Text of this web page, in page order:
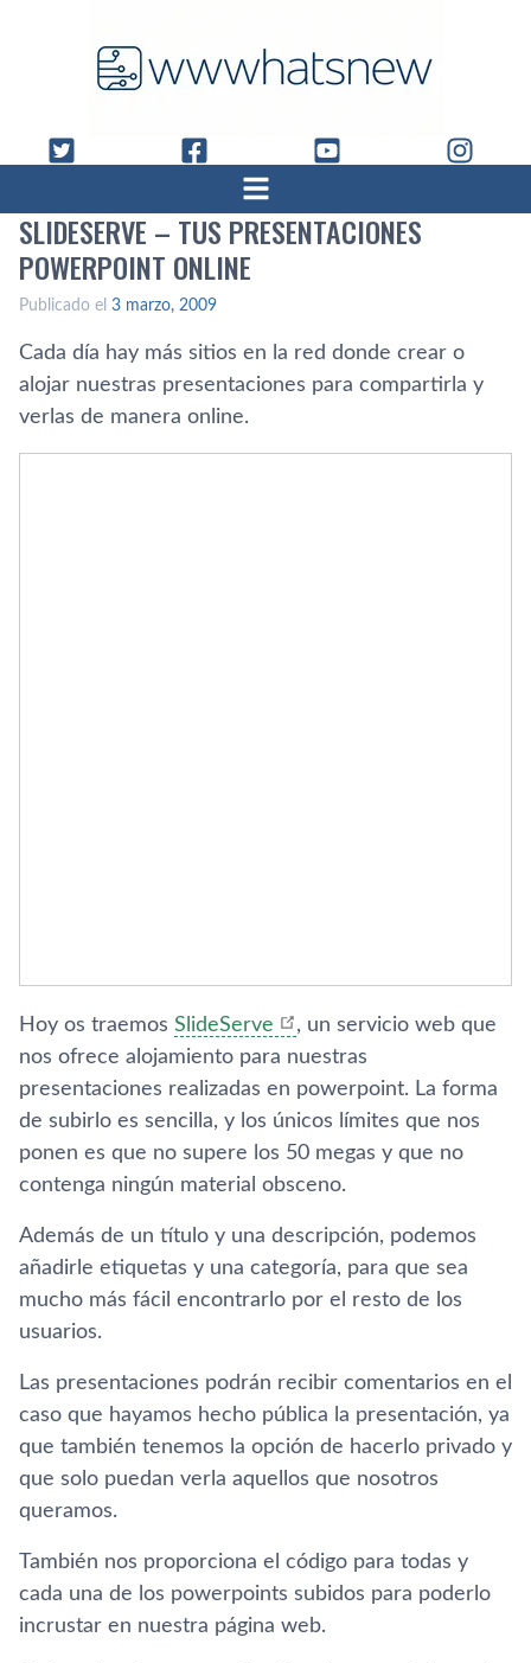
SLIDESERVE – TUS PRESENTACIONES
POWERPOINT ONLINE
Publicado el 3 marzo, 2009
Cada dí­a hay más sitios en la red donde crear o
alojar nuestras presentaciones para compartirla y
verlas de manera online.
Hoy os traemos SlideServe
, un servicio web que
nos ofrece alojamiento para nuestras
presentaciones realizadas en powerpoint. La forma
de subirlo es sencilla, y los únicos lí­mites que nos
ponen es que no supere los 50 megas y que no
contenga ningún material obsceno.
Además de un tí­tulo y una descripción, podemos
añadirle etiquetas y una categorí­a, para que sea
mucho más fácil encontrarlo por el resto de los
usuarios.
Las presentaciones podrán recibir comentarios en el
caso que hayamos hecho pública la presentación, ya
que también tenemos la opción de hacerlo privado y
que solo puedan verla aquellos que nosotros
queramos.
También nos proporciona el código para todas y
cada una de los powerpoints subidos para poderlo
incrustar en nuestra página web.